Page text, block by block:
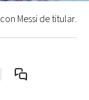
Messi de titular.